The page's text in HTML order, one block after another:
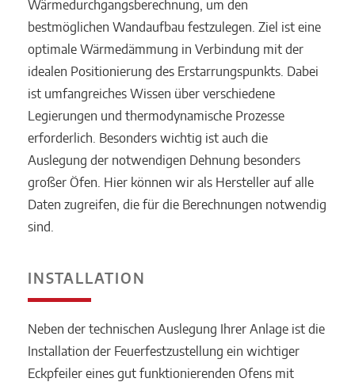
Wärmedurchgangsberechnung, um den
bestmöglichen Wandaufbau festzulegen. Ziel ist eine
optimale Wärmedämmung in Verbindung mit der
idealen Positionierung des Erstarrungspunkts. Dabei
ist umfangreiches Wissen über verschiedene
Legierungen und thermodynamische Prozesse
erforderlich. Besonders wichtig ist auch die
Auslegung der notwendigen Dehnung besonders
großer Öfen. Hier können wir als Hersteller auf alle
Daten zugreifen, die für die Berechnungen notwendig
sind.
INSTALLATION
Neben der technischen Auslegung Ihrer Anlage ist die
Installation der Feuerfestzustellung ein wichtiger
Eckpfeiler eines gut funktionierenden Ofens mit